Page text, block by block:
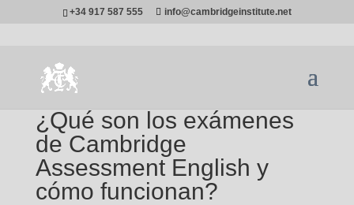
+34 917 587 555 info@cambridgeinstitute.net
¿Qué son los exámenes
de Cambridge
Assessment English y
cómo funcionan?